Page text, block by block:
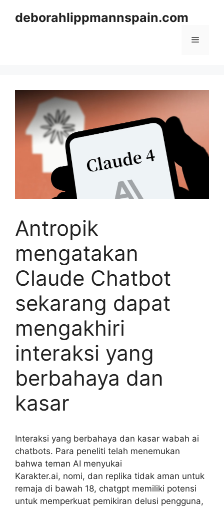
deborahlippmannspain.com
Menu
Antropik
mengatakan
Claude Chatbot
sekarang dapat
mengakhiri
interaksi yang
berbahaya dan
kasar
Interaksi yang berbahaya dan kasar wabah ai
chatbots. Para peneliti telah menemukan
bahwa teman AI menyukai
Karakter.ai, nomi, dan replika tidak aman untuk
remaja di bawah 18, chatgpt memiliki potensi
untuk memperkuat pemikiran delusi pengguna,